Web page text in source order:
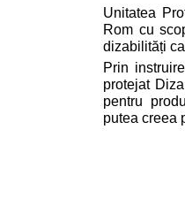
Unitatea
Rom cu
dizabilități
Prin
protejat
pentru
putea creea